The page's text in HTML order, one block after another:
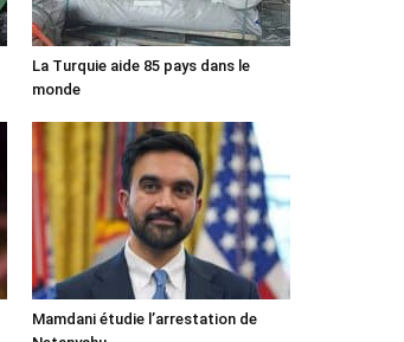
La Turquie aide 85 pays dans le
monde
Mamdani étudie l’arrestation de